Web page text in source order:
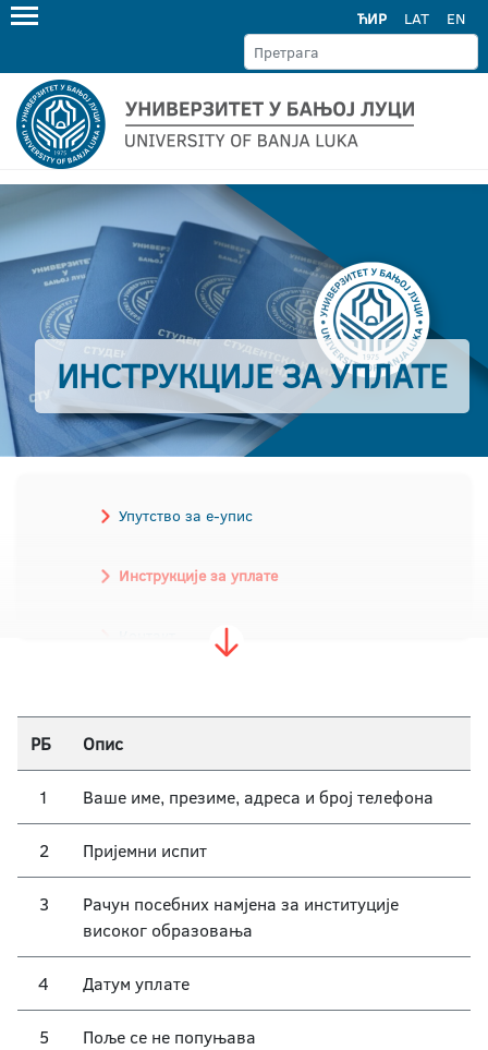
ЋИР LAT EN
ИНСТРУКЦИЈЕ ЗА УПЛАТЕ
Упутство за е-упис
Инструкције за уплате
РБ Опис
1 Ваше име, презиме, адреса и број телефона
2 Пријемни испит
3
Рачун посебних намјена за институције
високог образовања
4 Датум уплате
5 Поље се не попуњава